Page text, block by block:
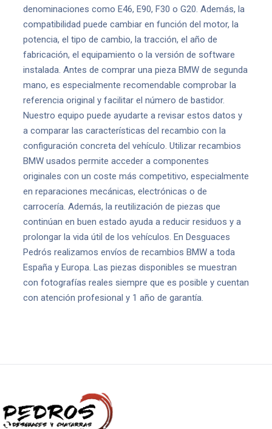
denominaciones como E46, E90, F30 o G20. Además, la
compatibilidad puede cambiar en función del motor, la
potencia, el tipo de cambio, la tracción, el año de
fabricación, el equipamiento o la versión de software
instalada. Antes de comprar una pieza BMW de segunda
mano, es especialmente recomendable comprobar la
referencia original y facilitar el número de bastidor.
Nuestro equipo puede ayudarte a revisar estos datos y
a comparar las características del recambio con la
configuración concreta del vehículo. Utilizar recambios
BMW usados permite acceder a componentes
originales con un coste más competitivo, especialmente
en reparaciones mecánicas, electrónicas o de
carrocería. Además, la reutilización de piezas que
continúan en buen estado ayuda a reducir residuos y a
prolongar la vida útil de los vehículos. En Desguaces
Pedrós realizamos envíos de recambios BMW a toda
España y Europa. Las piezas disponibles se muestran
con fotografías reales siempre que es posible y cuentan
con atención profesional y 1 año de garantía.